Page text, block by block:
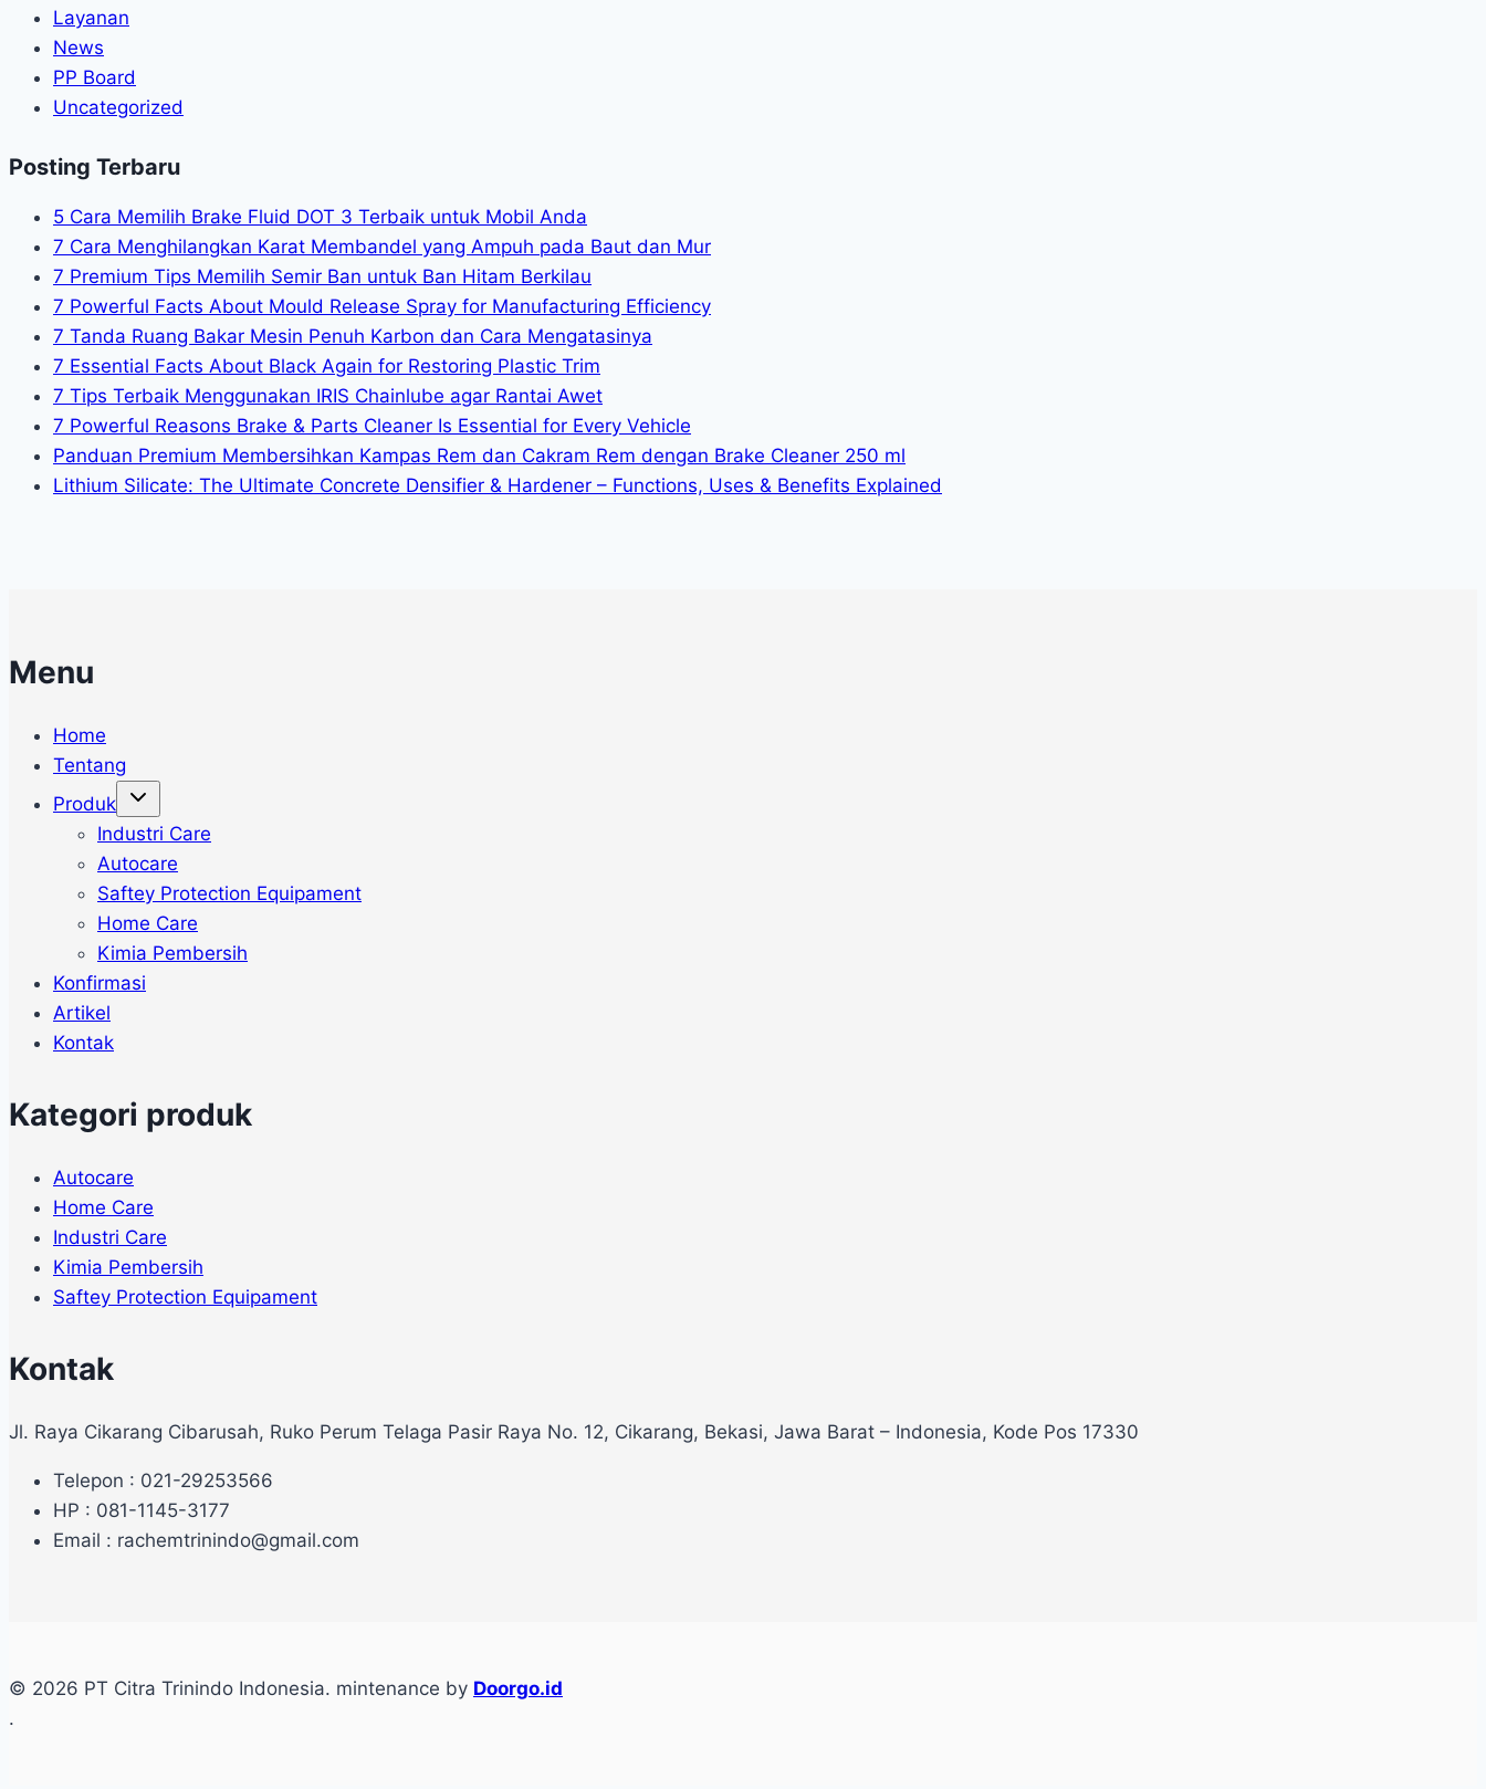
Layanan
News
PP Board
Uncategorized
Posting Terbaru
5 Cara Memilih Brake Fluid DOT 3 Terbaik untuk Mobil Anda
7 Cara Menghilangkan Karat Membandel yang Ampuh pada Baut dan Mur
7 Premium Tips Memilih Semir Ban untuk Ban Hitam Berkilau
7 Powerful Facts About Mould Release Spray for Manufacturing Efficiency
7 Tanda Ruang Bakar Mesin Penuh Karbon dan Cara Mengatasinya
7 Essential Facts About Black Again for Restoring Plastic Trim
7 Tips Terbaik Menggunakan IRIS Chainlube agar Rantai Awet
7 Powerful Reasons Brake & Parts Cleaner Is Essential for Every Vehicle
Panduan Premium Membersihkan Kampas Rem dan Cakram Rem dengan Brake Cleaner 250 ml
Lithium Silicate: The Ultimate Concrete Densifier & Hardener – Functions, Uses & Benefits Explained
Menu
Home
Tentang
Produk
Toggle
menu
Industri Care
Autocare
Saftey Protection Equipament
Home Care
Kimia Pembersih
Konfirmasi
Artikel
Kontak
Kategori produk
Autocare
Home Care
Industri Care
Kimia Pembersih
Saftey Protection Equipament
Kontak
Jl. Raya Cikarang Cibarusah, Ruko Perum Telaga Pasir Raya No. 12, Cikarang, Bekasi, Jawa Barat – Indonesia, Kode Pos 17330
Telepon : 021-29253566
HP : 081-1145-3177
Email : rachemtrinindo@gmail.com
© 2026 PT Citra Trinindo Indonesia. mintenance by Doorgo.id
.